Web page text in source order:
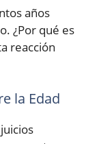
años
¿Por qué es
reacción
la Edad